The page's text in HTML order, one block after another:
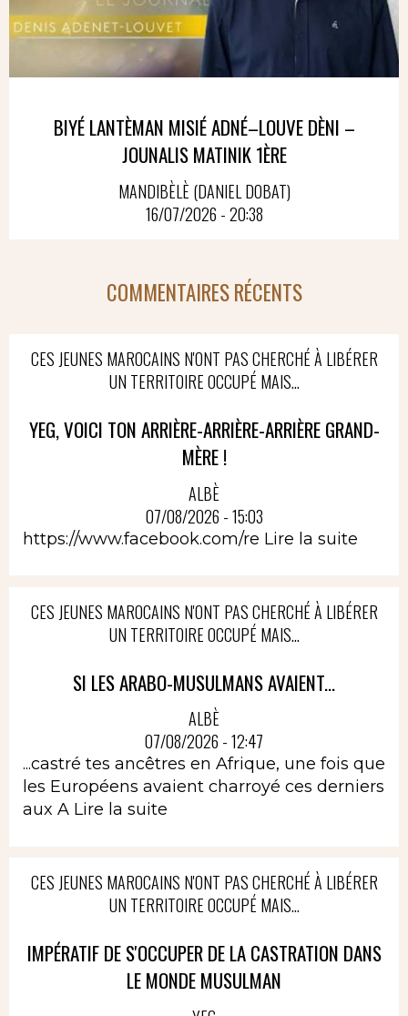
BIYÉ LANTÈMAN MISIÉ ADNÉ–LOUVE DÈNI –
JOUNALIS MATINIK 1ÈRE
MANDIBÈLÈ (DANIEL DOBAT)
16/07/2026 - 20:38
COMMENTAIRES RÉCENTS
CES JEUNES MAROCAINS N'ONT PAS CHERCHÉ À LIBÉRER
UN TERRITOIRE OCCUPÉ MAIS...
YEG, VOICI TON ARRIÈRE-ARRIÈRE-ARRIÈRE GRAND-
MÈRE !
ALBÈ
07/08/2026 - 15:03
https://www.facebook.com/re Lire la suite
CES JEUNES MAROCAINS N'ONT PAS CHERCHÉ À LIBÉRER
UN TERRITOIRE OCCUPÉ MAIS...
SI LES ARABO-MUSULMANS AVAIENT...
ALBÈ
07/08/2026 - 12:47
...castré tes ancêtres en Afrique, une fois que
les Européens avaient charroyé ces derniers
aux A Lire la suite
CES JEUNES MAROCAINS N'ONT PAS CHERCHÉ À LIBÉRER
UN TERRITOIRE OCCUPÉ MAIS...
IMPÉRATIF DE S'OCCUPER DE LA CASTRATION DANS
LE MONDE MUSULMAN